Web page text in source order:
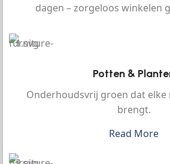
dagen – zorgeloos winkelen
Potten &
Onderhoudsvrij groen dat
brengt.
Read More